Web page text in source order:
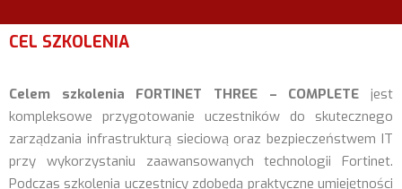
CEL SZKOLENIA
Celem szkolenia FORTINET THREE – COMPLETE jest
kompleksowe przygotowanie uczestników do skutecznego
zarządzania infrastrukturą sieciową oraz bezpieczeństwem IT
przy wykorzystaniu zaawansowanych technologii Fortinet.
Podczas szkolenia uczestnicy zdobędą praktyczne umiejętności